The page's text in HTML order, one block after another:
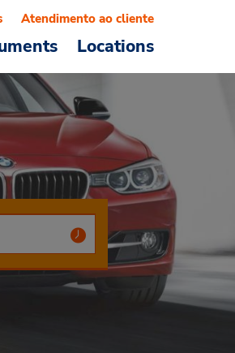
Locations
Atendimento ao cliente